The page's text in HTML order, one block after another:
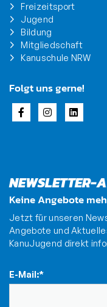
Freizeitsport
Jugend
Bildung
Mitgliedschaft
Kanuschule NRW
Folgt uns gerne!
NEWSLETTER-
Keine Angebote
Jetzt für unseren
Angebote und
KanuJugend direkt
E-Mail:*